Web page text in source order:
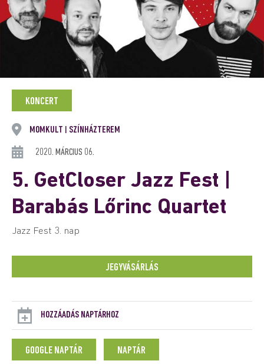
KONCERT
MOMKULT SZÍNHÁZTEREM
2020. MÁRCIUS 06.
5. GetCloser Jazz Fest |
Barabás Lőrinc Quartet
Jazz Fest 3. nap
JEGYVÁSÁRLÁS
HOZZÁADÁS NAPTÁRHOZ
GOOGLE NAPTÁR NAPTÁR